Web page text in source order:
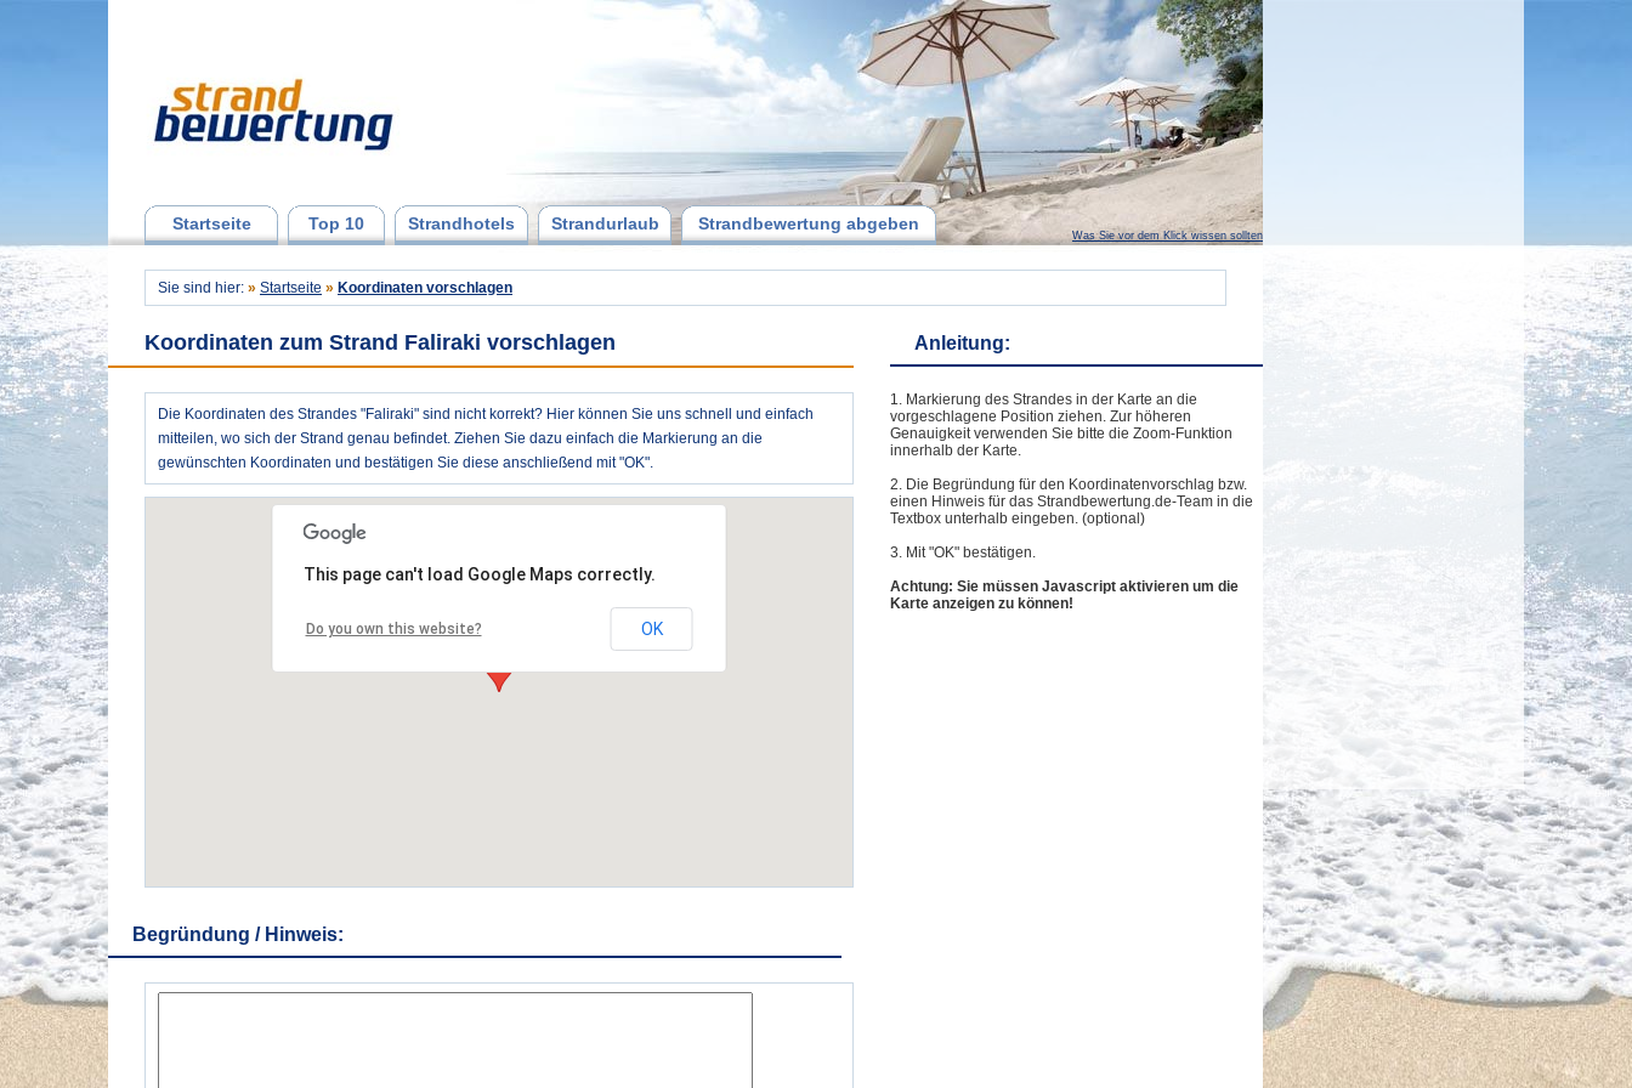
Startseite Top 10 Strandhotels Strandurlaub Strandbewertung abgeben
Was Sie vor dem Klick wissen sollten
Sie sind hier: » Startseite » Koordinaten vorschlagen
Koordinaten zum Strand Faliraki vorschlagen
Die Koordinaten des Strandes "Faliraki" sind nicht korrekt? Hier können Sie uns schnell und einfach
mitteilen, wo sich der Strand genau befindet. Ziehen Sie dazu einfach die Markierung an die
gewünschten Koordinaten und bestätigen Sie diese anschließend mit "OK".
This page can't load Google Maps correctly.
Do you own this website? OK
Begründung / Hinweis:
Anleitung:
1. Markierung des Strandes in der Karte an die
vorgeschlagene Position ziehen. Zur höheren
Genauigkeit verwenden Sie bitte die Zoom-Funktion
innerhalb der Karte.
2. Die Begründung für den Koordinatenvorschlag bzw.
einen Hinweis für das Strandbewertung.de-Team in die
Textbox unterhalb eingeben. (optional)
3. Mit "OK" bestätigen.
Achtung: Sie müssen Javascript aktivieren um die
Karte anzeigen zu können!